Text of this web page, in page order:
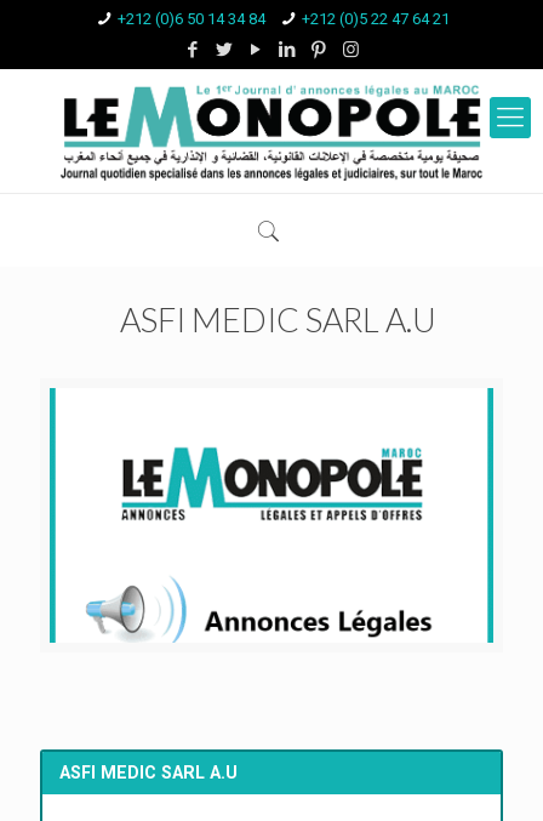
+212 (0)6 50 14 34 84 +212 (0)5 22 47 64 21
ASFI MEDIC SARL A.U
ASFI MEDIC SARL A.U